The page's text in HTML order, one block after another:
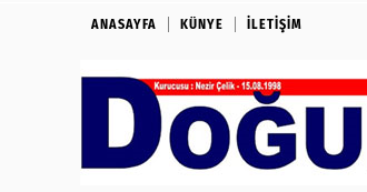
ANASAYFA KÜNYE İLETIŞIM